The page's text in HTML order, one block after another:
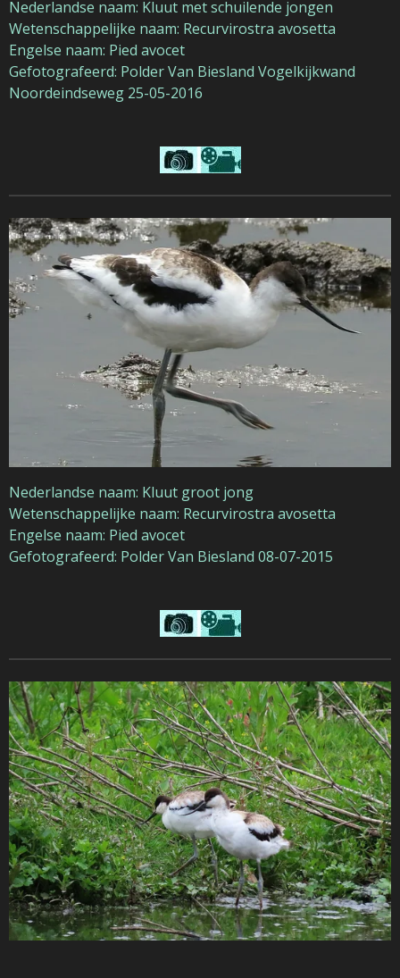
Nederlandse naam: Kluut met schuilende jongen
Wetenschappelijke naam: Recurvirostra avosetta
Engelse naam: Pied avocet
Gefotografeerd: Polder Van Biesland Vogelkijkwand
Noordeindseweg 25-05-2016
Nederlandse naam: Kluut groot jong
Wetenschappelijke naam: Recurvirostra avosetta
Engelse naam: Pied avocet
Gefotografeerd: Polder Van Biesland 08-07-2015